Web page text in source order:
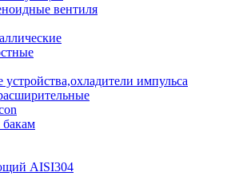
вентиля
импульса
AISI304